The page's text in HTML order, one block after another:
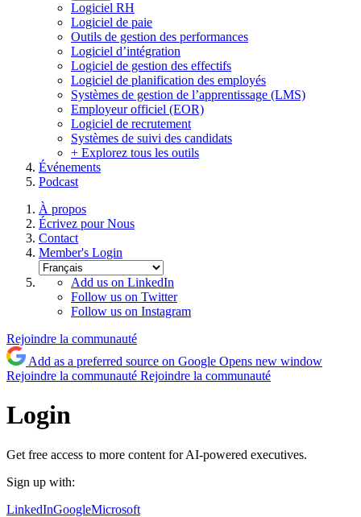
Logiciel RH
Logiciel de paie
Outils de gestion des performances
Logiciel d’intégration
Logiciel de gestion des effectifs
Logiciel de planification des employés
Systèmes de gestion de l’apprentissage (LMS)
Employeur officiel (EOR)
Logiciel de recrutement
Systèmes de suivi des candidats
+ Explorez tous les outils
Événements
Podcast
À propos
Écrivez pour Nous
Contact
Member's Login
Add us on LinkedIn
Follow us on Twitter
Follow us on Instagram
Rejoindre la communauté
Add as a preferred source on Google Opens new window
Rejoindre la communauté Rejoindre la communauté
Login
Get free access to more content for AI-powered executives.
Sign up with:
LinkedInGoogleMicrosoft